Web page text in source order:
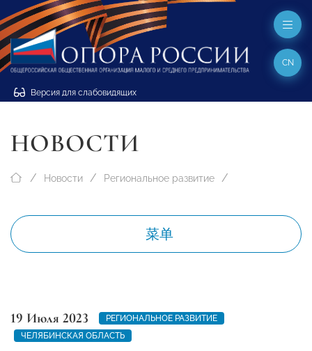
Версия для слабовидящих
CN
НОВОСТИ
Новости Региональное развитие
菜单
19 Июля 2023
РЕГИОНАЛЬНОЕ РАЗВИТИЕ
ЧЕЛЯБИНСКАЯ ОБЛАСТЬ